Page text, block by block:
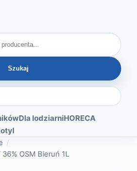
Szukaj
Dla lodziarniHORECA
OSM Bieruń 1L